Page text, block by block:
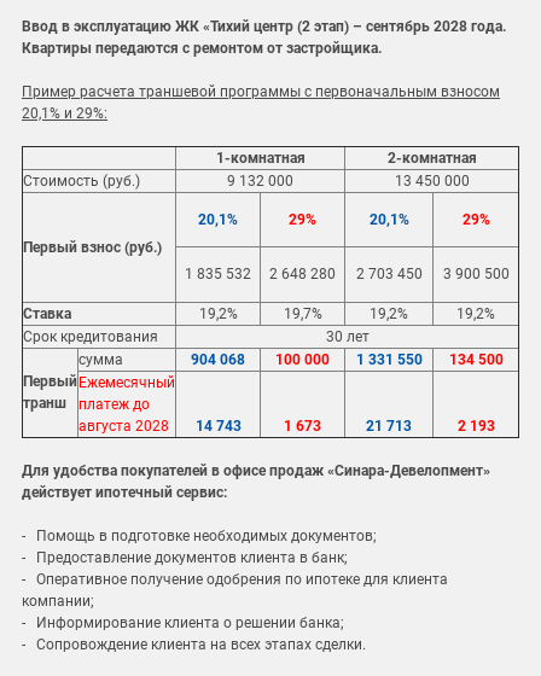
Ввод в эксплуатацию ЖК «Тихий центр (2 этап) – сентябрь 2028 года.
Квартиры передаются с ремонтом от застройщика.
Пример расчета траншевой программы с первоначальным взносом
20,1% и 29%:
1-комнатная
2-комнатная
Стоимость (руб.)
9 132 000 13 450 000
Первый взнос (руб.)
20,1% 29% 20,1% 29%
1 835 532 2 648 280 2 703 450 3 900 500
Ставка 19,2% 19,7% 19,2%
19,2%
Срок кредитования
30 лет
Первый
транш
сумма 904 068 100 000 1 331 550
134 500
Ежемесячный
платеж до
августа 2028
14 743 1 673 21 713 2 193
Для удобства покупателей в офисе продаж «Синара-Девелопмент»
действует ипотечный сервис:
- Помощь в подготовке необходимых документов;
- Предоставление документов клиента в банк;
- Оперативное получение одобрения по ипотеке для клиента
компании;
- Информирование клиента о решении банка;
- Сопровождение клиента на всех этапах сделки.